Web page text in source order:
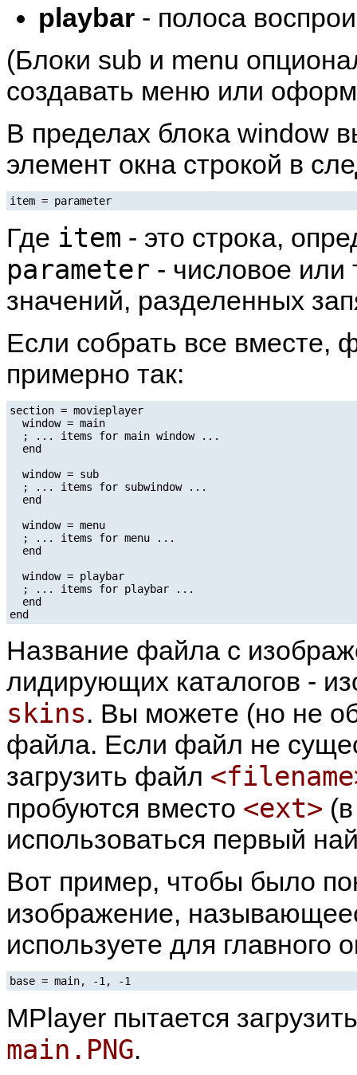
playbar - полоса
(Блоки sub и menu
создавать меню или
В пределах блока window
элемент окна строкой в
item = parameter
Где item - это строка,
parameter - числовое или
значений, разделенных
Если собрать все вместе,
примерно так:
section = movieplayer
  window = main
  ; ... items for main window ...
  end
  window = sub
  ; ... items for subwindow ...
  end
  window = menu
  ; ... items for menu ...
  end
  window = playbar
  ; ... items for playbar ...
  end
Название файла с
лидирующих каталогов -
skins. Вы можете (но не
файла. Если файл не
загрузить файл
пробуются вместо <ext>
использоваться первый
Вот пример, чтобы было
изображение,
используете для главного
base = main, -1, -1
MPlayer пытается
main.PNG.